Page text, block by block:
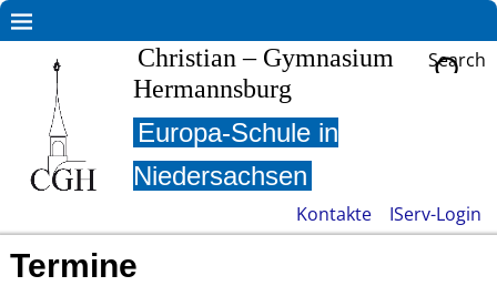
Christian – Gymnasium
Hermannsburg
Search
Europa-Schule in
Niedersachsen
Kontakte IServ-Login
Termine